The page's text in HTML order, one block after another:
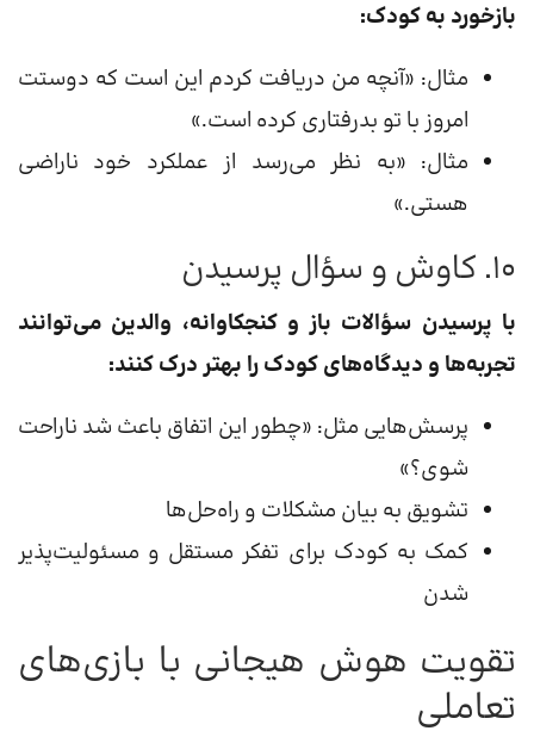
بازخورد به کودک:
مثال: «آنچه من دریافت کردم این است که دوستت
امروز با تو بدرفتاری کرده است.»
مثال: «به نظر می‌رسد از عملکرد خود ناراضی
هستی.»
۱۰. کاوش و سؤال پرسیدن
با پرسیدن سؤالات باز و کنجکاوانه، والدین می‌توانند
تجربه‌ها و دیدگاه‌های کودک را بهتر درک کنند:
پرسش‌هایی مثل: «چطور این اتفاق باعث شد ناراحت
شوی؟»
تشویق به بیان مشکلات و راه‌حل‌ها
کمک به کودک برای تفکر مستقل و مسئولیت‌پذیر
شدن
تقویت هوش هیجانی با بازی‌های
تعاملی